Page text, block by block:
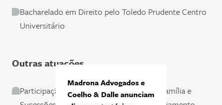
Bacharelado em Direito pelo Toledo Prudente Centro
Universitário
Outras atuações
Participação na Comissão de Direito de Família e
Madrona Advogados e
Coelho & Dalle anunciam